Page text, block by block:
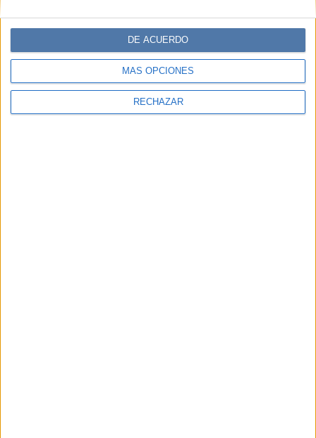
MÁS OPCIONES
RECHAZAR
DE ACUERDO